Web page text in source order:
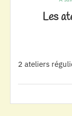
Les
2 ateliers